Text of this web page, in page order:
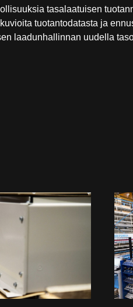
tasalaatuisen
tuotantodatasta ja
laadunhallinnan uudella